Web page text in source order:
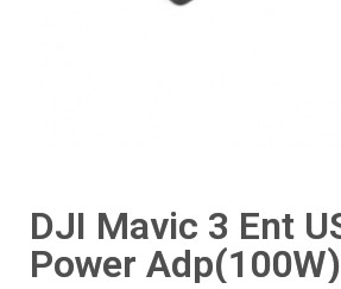
DJI Mavic 3 Ent
Power Adp(100W)